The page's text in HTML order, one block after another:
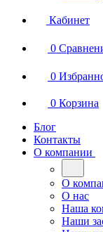
Кабинет
0
0
0 Корзина
Блог
Контакты
О компании
О
О нас
Наша
Наши